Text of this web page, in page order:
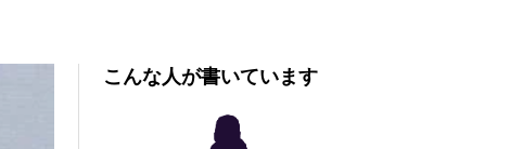
こんな人が書いています